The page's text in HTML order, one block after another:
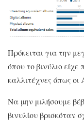
Πρόκειται για την
όπου το βινύλιο
καλλιτέχνες όπως οι
Να μην μιλήσουμε
βινυλίου βρισκόταν